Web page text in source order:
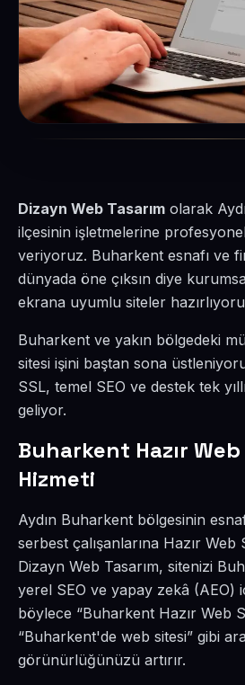
Dizayn Web Tasarım olarak
ilçesinin işletmelerine
veriyoruz. Buharkent esnafı ve
dünyada öne çıksın diye
ekrana uyumlu siteler
Buharkent ve yakın bölgedeki
sitesi işini baştan sona
SSL, temel SEO ve destek tek
geliyor.
Buharkent Hazır
Hizmeti
Aydın Buharkent bölgesinin
serbest çalışanlarına Hazır
Dizayn Web Tasarım, sitenizi
yerel SEO ve yapay zekâ (AEO)
böylece “Buharkent Hazır Web
“Buharkent'de web sitesi” gibi
görünürlüğünüzü artırır.